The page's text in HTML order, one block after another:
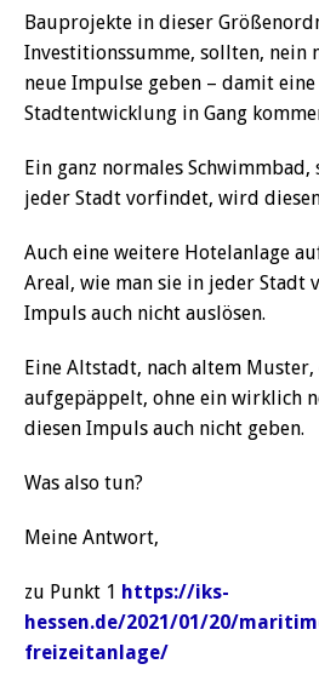
Bauprojekte in dieser
Investitionssumme, sollten, nein
neue Impulse geben – damit
Stadtentwicklung in Gang
Ein ganz normales Schwimmbad,
jeder Stadt vorfindet, wird
Auch eine weitere Hotelanlage
Areal, wie man sie in jeder
Impuls auch nicht auslösen.
Eine Altstadt, nach altem Muster,
aufgepäppelt, ohne ein wirklich
diesen Impuls auch nicht geben.
Was also tun?
Meine Antwort,
zu Punkt 1 https://iks-
hessen.de/2021/01/20/
freizeitanlage/